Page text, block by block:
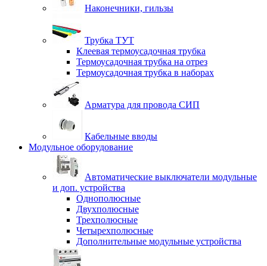
Наконечники, гильзы
Трубка ТУТ
Клеевая термоусадочная трубка
Термоусадочная трубка на отрез
Термоусадочная трубка в наборах
Арматура для провода СИП
Кабельные вводы
Модульное оборудование
Автоматические выключатели модульные
и доп. устройства
Однополюсные
Двухполюсные
Трехполюсные
Четырехполюсные
Дополнительные модульные устройства